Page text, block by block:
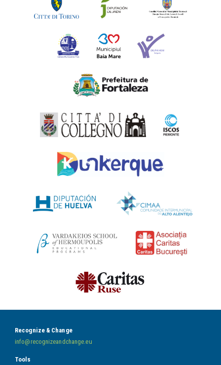
Recognize & Change
info@recognizeandchange.eu
Tools